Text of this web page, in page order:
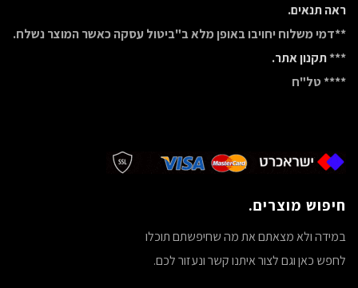
ראה תנאים.
**דמי משלוח יחויבו באופן מלא ב"ביטול עסקה כאשר המוצר נשלח.
***תקנון אתר.
**** טל"ח
חיפוש מוצרים.
במידה ולא מצאתם את מה שחיפשתם תוכלו
לחפש כאן וגם לצור איתנו קשר ונעזור לכם.